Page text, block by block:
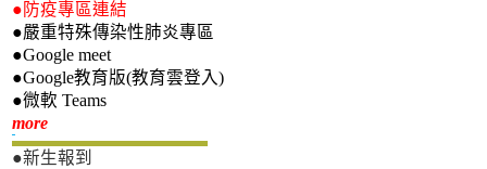
●防疫專區連結
●嚴重特殊傳染性肺炎專區
●Google meet
●Google教育版(教育雲登入)
●微軟 Teams
more新生專區
●新生報到